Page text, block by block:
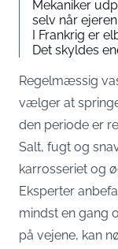
Mekaniker
selv når
I Frankrig er
Det skyldes
Regelmæssig
vælger at
den periode er
Salt, fugt og
karrosseriet og
Eksperter
mindst en gang
på vejene, kan